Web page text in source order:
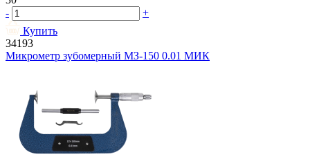
-
+
Купить
34193
Микрометр зубомерный МЗ-150 0.01 МИК